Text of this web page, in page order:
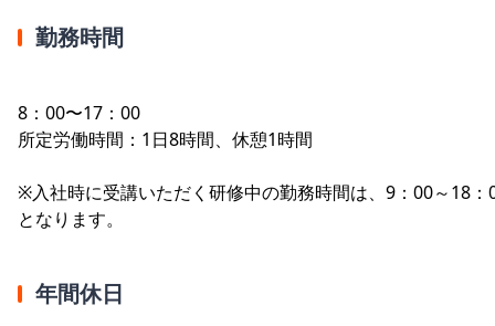
勤務時間
8：00〜17：00
所定労働時間：1日8時間、休憩1時間
※入社時に受講いただく研修中の勤務時間は、9：00～18：
となります。
年間休日